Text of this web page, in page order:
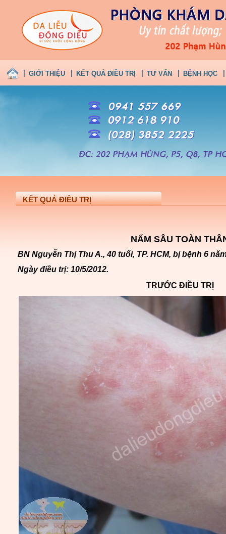
GIỚI THIỆU KẾT QUẢ ĐIỀU TRỊ TƯ VẤN BỆNH HỌC
KẾT QUẢ ĐIỀU TRỊ
NẤM SÂU TOÀN
BN Nguyễn Thị Thu A., 40 tuổi, TP. HCM, bị bệnh 6
Ngày điều trị: 10/5/2012.
TRƯỚC ĐIỀU TRỊ